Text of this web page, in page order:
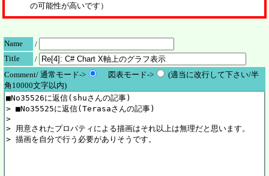
の可能性が高いです）
Name
/
Title
/
Comment/ 通常モード->
図表モード->
(適当に改行して下さい/半
角10000文字以内)